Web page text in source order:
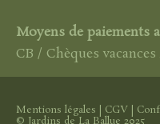
Moyens de paiements
CB / Chèques
Mentions légales CGV
© Jardins de La Ballue 2025